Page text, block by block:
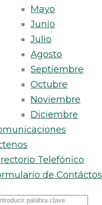
Mayo
Junio
Julio
Agosto
Septiembre
Octubre
Noviembre
Diciembre
Telefónico
de Contáctos